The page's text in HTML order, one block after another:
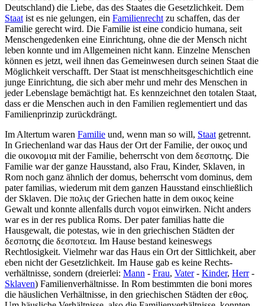
Deutschland) die Liebe, das des Staates die Gesetzlichkeit. Dem
Staat ist es nie gelungen, ein Familienrecht zu schaffen, das der
Familie gerecht wird. Die Familie ist eine condicio humana, seit
Menschen­gedenken eine Einrichtung, ohne die der Mensch nicht
leben konnte und im Allgemeinen nicht kann. Einzelne Menschen
können es jetzt, weil ihnen das Gemeinwesen durch seinen Staat die
Möglichkeit verschafft. Der Staat ist menschheits­geschichtlich eine
junge Einrichtung, die sich aber mehr und mehr des Menschen in
jeder Lebenslage bemächtigt hat. Es kennzeichnet den totalen Staat,
dass er die Menschen auch in den Familien reglementiert und das
Familien­prinzip zurückdrängt.
Im Altertum waren Familie und, wenn man so will, Staat getrennt.
In Griechenland war das Haus der Ort der Familie, der οικος und
die οικονομια mit der Familie, beherrscht von dem δεσποτης. Die
Familie war der ganze Hausstand, also Frau, Kinder, Sklaven, in
Rom noch ganz ähnlich der domus, beherrscht vom dominus, dem
pater familias, wiederum mit dem ganzen Hausstand einschließlich
der Sklaven. Die πολις der Griechen hatte in dem οικος keine
Gewalt und konnte allenfalls durch νομοι einwirken. Nicht anders
war es in der res publica Roms. Der pater familias hatte die
Hausgewalt, die potestas, wie in den griechischen Städten der
δεσποτης die δεσποτεια. Im Hause bestand keineswegs
Rechtlosigkeit. Vielmehr war das Haus ein Ort der Sittlichkeit, aber
eben nicht der Gesetzlichkeit. Im Hause gab es keine Rechts­
verhältnisse, sondern (dreierlei: Mann - Frau, Vater- Kinder, Herr-
Sklaven) Familien­verhältnisse. In Rom bestimmten die boni mores
die häuslichen Verhältnisse, in den griechischen Städten der εθος.